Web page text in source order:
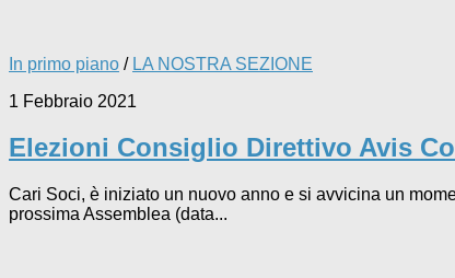
In primo piano / LA NOSTRA SEZIONE
1 Febbraio 2021
Elezioni Consiglio Direttivo Avis
Cari Soci, è iniziato un nuovo anno e si avvicina un
prossima Assemblea (data...